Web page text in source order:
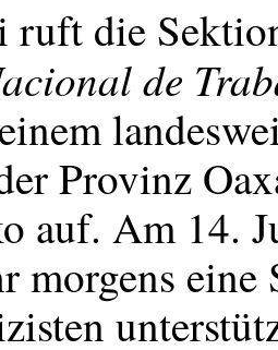
die
de
Provinz
auf. Am 14.
morgens